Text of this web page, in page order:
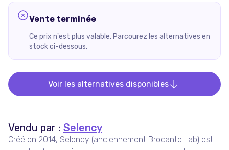
Vente terminée
Ce prix n'est plus valable. Parcourez les alternatives en
stock ci-dessous.
Voir les alternatives disponibles
Vendu par : Selency
Créé en 2014, Selency (anciennement Brocante Lab) est